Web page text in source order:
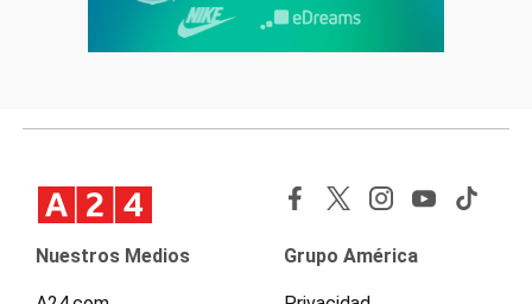
Nuestros Medios Grupo América